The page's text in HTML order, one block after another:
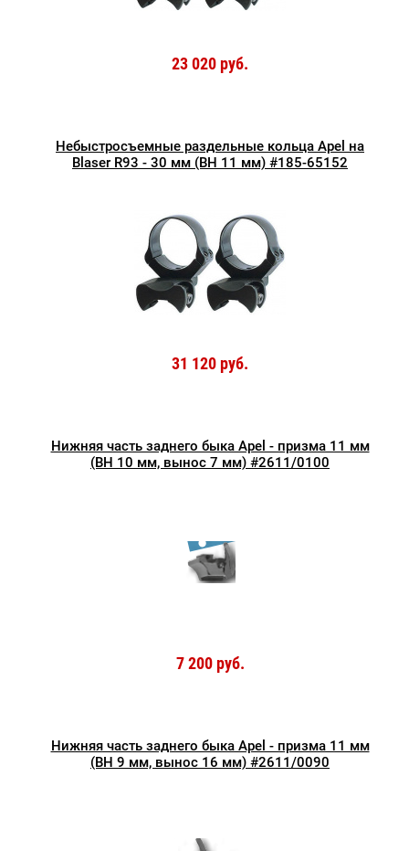
23 020 руб.
Небыстросъемные раздельные кольца Apel на
Blaser R93 - 30 мм (BH 11 мм) #185-65152
31 120 руб.
Нижняя часть заднего быка Apel - призма 11 мм
(BH 10 мм, вынос 7 мм) #2611/0100
7 200 руб.
Нижняя часть заднего быка Apel - призма 11 мм
(BH 9 мм, вынос 16 мм) #2611/0090